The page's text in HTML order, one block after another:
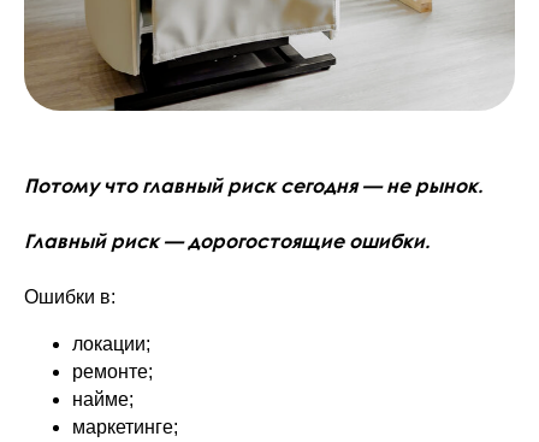
Потому что главный риск сегодня — не рынок.
Главный риск — дорогостоящие ошибки.
Ошибки в:
локации;
ремонте;
найме;
маркетинге;